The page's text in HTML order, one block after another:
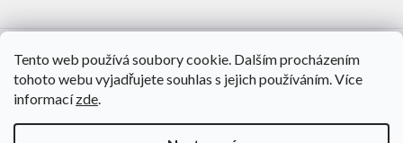
Tento web používá soubory cookie. Dalším procházením
tohoto webu vyjadřujete souhlas s jejich používáním. Více
informacízde.
O nás